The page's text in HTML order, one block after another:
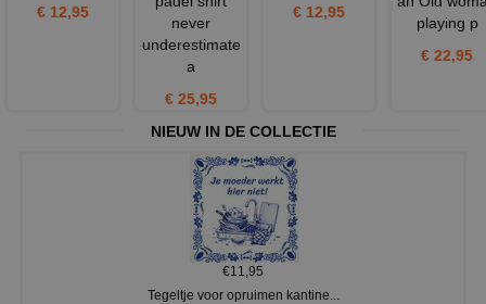
€ 12,95
never
underestimate
a
€ 25,95
€ 12,95
playing p
€ 22,95
NIEUW IN DE COLLECTIE
€11,95
Tegeltje voor opruimen kantine...